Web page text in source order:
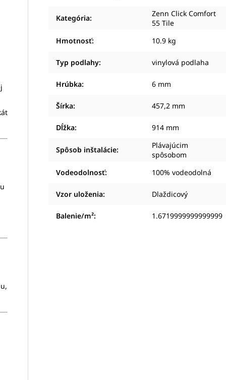
Kategória:
Zenn Click Comfort
55 Tile
Hmotnosť: 10.9 kg
Typ podlahy: vinylová podlaha
Hrúbka: 6 mm
Šírka: 457,2 mm
Dĺžka: 914 mm
Spôsob inštalácie:
Plávajúcim
spôsobom
Vodeodolnosť: 100% vodeodolná
Vzor uloženia: Dlaždicový
Balenie/m²: 1.6719999999999999